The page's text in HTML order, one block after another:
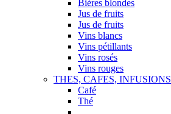
Bières blondes
Jus de fruits
Jus de fruits
Vins blancs
Vins pétillants
Vins rosés
Vins rouges
THES, CAFES, INFUSIONS
Café
Thé